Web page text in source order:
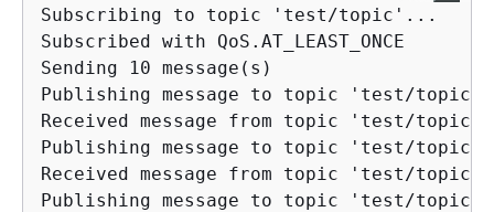
Subscribing to topic 'test/topic'...
Subscribed with QoS.AT_LEAST_ONCE
Sending 10 message(s)
Publishing message to topic 'test/
Received message from topic 'test/
Publishing message to topic 'test/
Received message from topic 'test/
Publishing message to topic 'test/